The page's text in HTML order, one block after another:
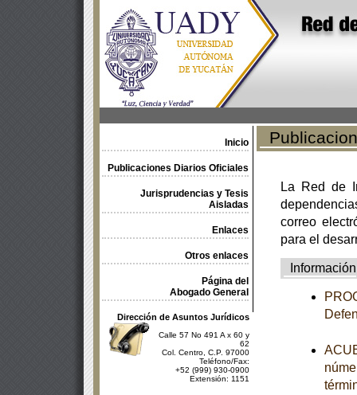
Inicio
Publicaciones Diarios Oficiales
Jurisprudencias y Tesis
Aisladas
Enlaces
Otros enlaces
Página del
Abogado General
Dirección de Asuntos Jurídicos
Calle 57 No 491 A x 60 y
62
Col. Centro, C.P. 97000
Teléfono/Fax:
+52 (999) 930-0900
Extensión: 1151
La Red de
correo
para el
Información